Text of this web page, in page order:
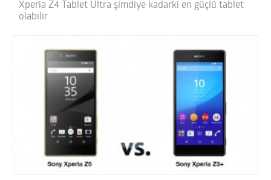
Xperia Z4 Tablet Ultra şimdiye kadarki en güçlü tablet
olabilir